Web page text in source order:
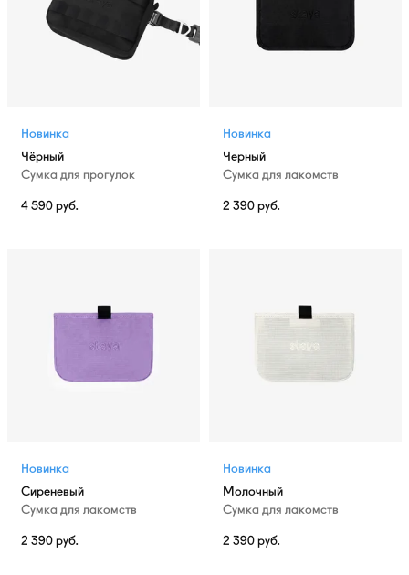
Новинка
Чёрный
Сумка для прогулок
4 590 руб.
Новинка
Черный
Сумка для лакомств
2 390 руб.
Новинка
Сиреневый
Сумка для лакомств
2 390 руб.
Новинка
Молочный
Сумка для лакомств
2 390 руб.